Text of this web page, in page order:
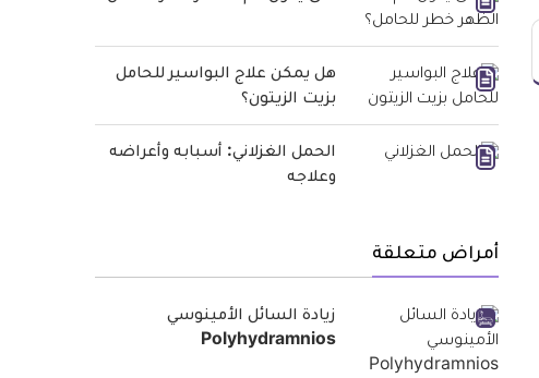
هل يمكن علاج البواسير للحامل
بزيت الزيتون؟
الحمل الغزلاني: أسبابه وأعراضه
وعلاجه
أمراض متعلقة
زيادة السائل الأمينوسي
Polyhydramnios